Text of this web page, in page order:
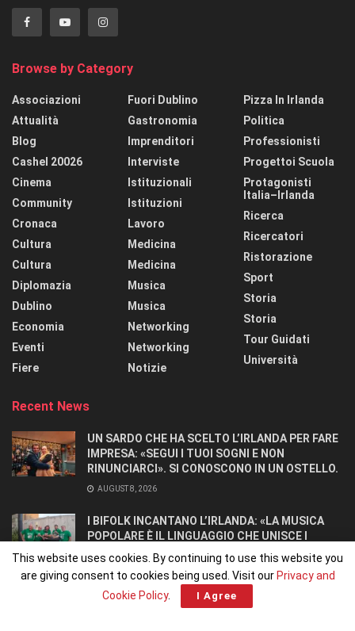
Browse by Category
Associazioni
Attualità
Blog
Cashel 20026
Cinema
Community
Cronaca
Cultura
Cultura
Diplomazia
Dublino
Economia
Eventi
Fiere
Fuori Dublino
Gastronomia
Imprenditori
Interviste
Istituzionali
Istituzioni
Lavoro
Medicina
Medicina
Musica
Musica
Networking
Networking
Notizie
Pizza In Irlanda
Politica
Professionisti
Progettoi Scuola
Protagonisti
Italia–Irlanda
Ricerca
Ricercatori
Ristorazione
Sport
Storia
Storia
Tour Guidati
Università
Recent News
UN SARDO CHE HA SCELTO L’IRLANDA PER FARE
IMPRESA: «SEGUI I TUOI SOGNI E NON
RINUNCIARCI». SI CONOSCONO IN UN OSTELLO.
AUGUST 8, 2026
I BIFOLK INCANTANO L’IRLANDA: «LA MUSICA
POPOLARE È IL LINGUAGGIO CHE UNISCE I
POPOLI»
JULY 31, 2026
This website uses cookies. By continuing to use this website you
are giving consent to cookies being used. Visit our Privacy and
Cookie Policy. I Agree